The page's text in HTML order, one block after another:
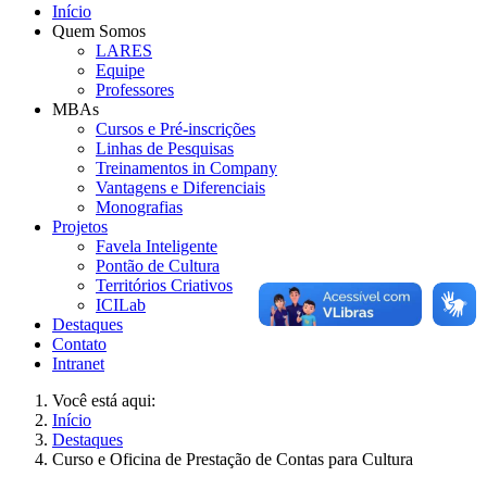
Início
Quem Somos
LARES
Equipe
Professores
MBAs
Cursos e Pré-inscrições
Linhas de Pesquisas
Treinamentos in Company
Vantagens e Diferenciais
Monografias
Projetos
Favela Inteligente
Pontão de Cultura
Territórios Criativos
ICILab
Destaques
Contato
Intranet
Você está aqui:
Início
Destaques
Curso e Oficina de Prestação de Contas para Cultura